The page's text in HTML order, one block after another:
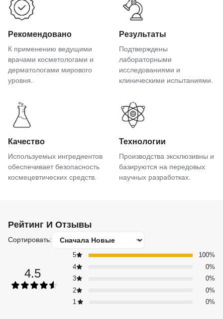
Рекомендовано
К применению ведущими
врачами косметологами и
дерматологами мирового
уровня.
Результаты
Подтверждены
лабораторными
исследованиями и
клиническими испытаниями.
Качество
Используемых ингредиентов
обеспечивает безопасность
космецевтических средств.
Технологии
Производства эксклюзивны и
базируются на передовых
научных разработках.
Рейтинг И Отзывы
Сортировать:
4.5
5
100%
4
0%
3
0%
2
0%
1
0%